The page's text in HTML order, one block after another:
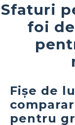
Sfaturi
foi
Fișe de
pentru